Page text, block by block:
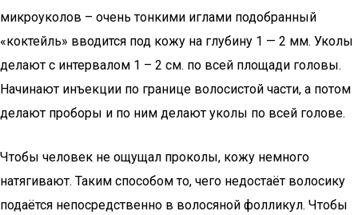
микроуколов – очень тонкими иглами подобранный
«коктейль» вводится под кожу на глубину 1 — 2 мм. Уколы
делают с интервалом 1 – 2 см. по всей площади головы.
Начинают инъекции по границе волосистой части, а потом
делают проборы и по ним делают уколы по всей голове.
Чтобы человек не ощущал проколы, кожу немного
натягивают. Таким способом то, чего недостаёт волосику
подаётся непосредственно в волосяной фолликул. Чтобы